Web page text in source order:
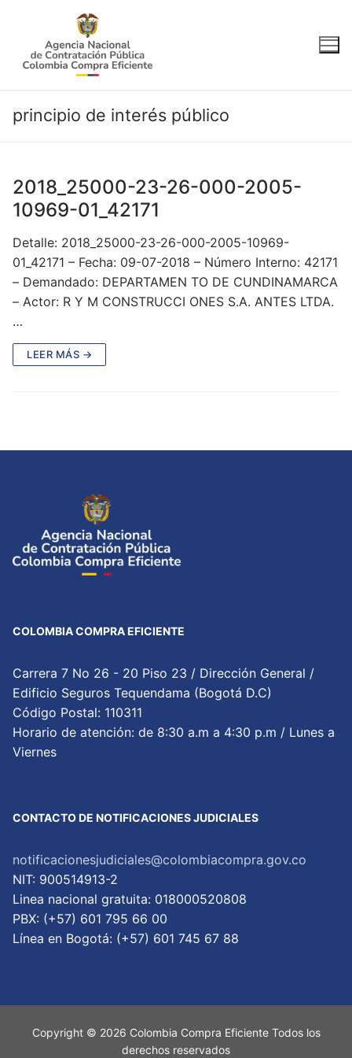
contenido
principio de interés público
2018_25000-23-26-000-2005-
10969-01_42171
Detalle: 2018_25000-23-26-000-2005-10969-
01_42171 – Fecha: 09-07-2018 – Número Interno: 42171
– Demandado: DEPARTAMEN TO DE CUNDINAMARCA
– Actor: R Y M CONSTRUCCI ONES S.A. ANTES LTDA.
…
LEER MÁS →
COLOMBIA COMPRA EFICIENTE
Carrera 7 No 26 - 20 Piso 23 / Dirección General /
Edificio Seguros Tequendama (Bogotá D.C)
Código Postal: 110311
Horario de atención: de 8:30 a.m a 4:30 p.m / Lunes a
Viernes
CONTACTO DE NOTIFICACIONES JUDICIALES
notificacionesjudiciales@colombiacompra.gov.co
NIT: 900514913-2
Linea nacional gratuita: 018000520808
PBX: (+57) 601 795 66 00
Lí­nea en Bogotá: (+57) 601 745 67 88
Copyright © 2026 Colombia Compra Eficiente Todos los
derechos reservados